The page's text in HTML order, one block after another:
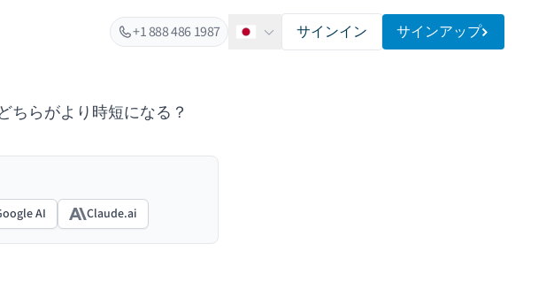
+1 888 486 1987 日本語 サインイン サインアップ
ちらがより時短になる？
AI Claude.ai